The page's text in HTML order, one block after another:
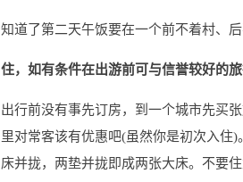
知道了第二天午饭要在一个前不着村、
住，如有条件在出游前可与信誉较好的
出行前没有事先订房，到一个城市先买
里对常客该有优惠吧(虽然你是初次入住
床并拢，两垫并拢即成两张大床。不要